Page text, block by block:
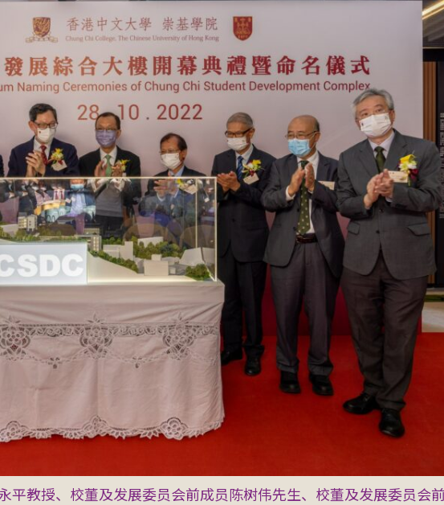
平教授、校董及发展委员会前成员陈树伟先生、校董及发展委员会